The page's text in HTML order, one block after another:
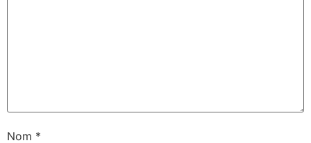
Nom *